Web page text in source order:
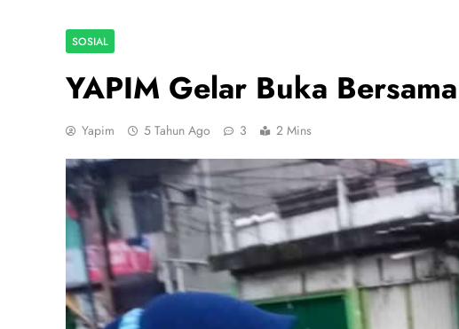
SOSIAL
YAPIM Gelar Buka
Yapim 5 Tahun Ago 3 2 Mins